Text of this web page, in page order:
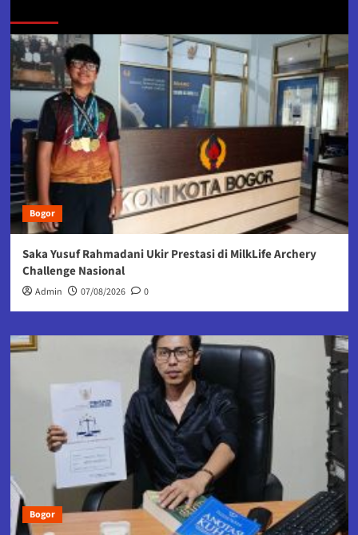
Bogor
Saka Yusuf Rahmadani Ukir Prestasi di MilkLife Archery
Challenge Nasional
Admin 07/08/2026 0
Bogor